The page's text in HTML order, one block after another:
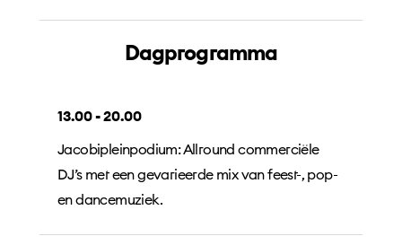
Dagprogramma
13.00 - 20.00
Jacobipleinpodium: Allround commerciële
DJ’s met een gevarieerde mix van feest-, pop-
en dance­muziek.